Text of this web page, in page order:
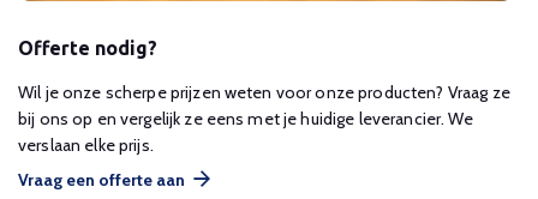
Offerte nodig?
Wil je onze scherpe prijzen weten voor onze producten? Vraag ze
bij ons op en vergelijk ze eens met je huidige leverancier. We
verslaan elke prijs.
Vraag een offerte aan